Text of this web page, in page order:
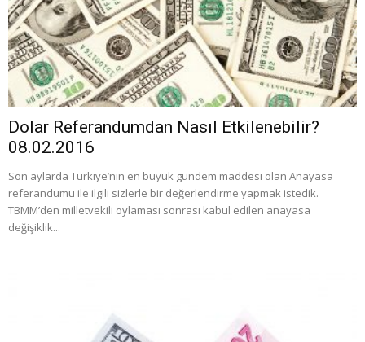
Dolar Referandumdan Nasıl Etkilenebilir?
08.02.2016
Son aylarda Türkiye’nin en büyük gündem maddesi olan Anayasa
referandumu ile ilgili sizlerle bir değerlendirme yapmak istedik.
TBMM’den milletvekili oylaması sonrası kabul edilen anayasa
değişiklik...